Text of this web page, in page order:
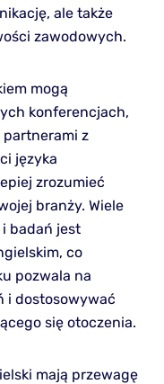
ale także
zawodowych.
mogą
konferencjach,
partnerami z
języka
zrozumieć
branży. Wiele
badań jest
co
pozwala na
i dostosowywać
się otoczenia.
mają przewagę